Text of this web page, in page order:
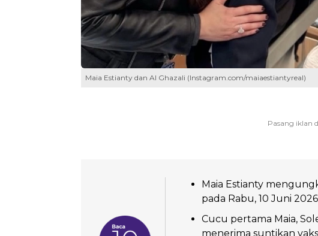
Maia Estianty dan Al Ghazali (Instagram.com/maiaestiantyreal)
Maia Estianty
pada Rabu, 10 Juni
Cucu pertama Maia,
menerima suntikan